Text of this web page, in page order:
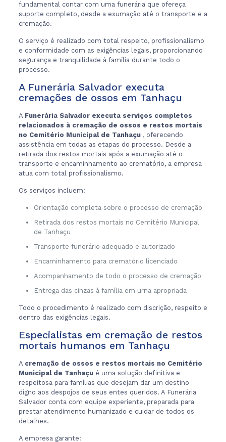
fundamental contar com uma funerária que ofereça
suporte completo, desde a exumação até o transporte e a
cremação.
O serviço é realizado com total respeito, profissionalismo
e conformidade com as exigências legais, proporcionando
segurança e tranquilidade à família durante todo o
processo.
A Funerária Salvador executa
cremações de ossos em Tanhaçu
A Funerária Salvador executa serviços completos
relacionados à cremação de ossos e restos mortais
no Cemitério Municipal de Tanhaçu , oferecendo
assistência em todas as etapas do processo. Desde a
retirada dos restos mortais após a exumação até o
transporte e encaminhamento ao crematório, a empresa
atua com total profissionalismo.
Os serviços incluem:
Orientação completa sobre o processo de cremação
Retirada dos restos mortais no Cemitério Municipal
de Tanhaçu
Transporte funerário adequado e autorizado
Encaminhamento para crematório licenciado
Acompanhamento de todo o processo de cremação
Entrega das cinzas à família em urna apropriada
Todo o procedimento é realizado com discrição, respeito e
dentro das exigências legais.
Especialistas em cremação de restos
mortais humanos em Tanhaçu
A cremação de ossos e restos mortais no Cemitério
Municipal de Tanhaçu é uma solução definitiva e
respeitosa para famílias que desejam dar um destino
digno aos despojos de seus entes queridos. A Funerária
Salvador conta com equipe experiente, preparada para
prestar atendimento humanizado e cuidar de todos os
detalhes.
A empresa garante: